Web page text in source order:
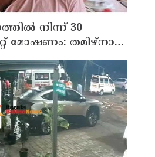
നിന്ന് 30
മോഷണം: തമിഴ്‌നാട്